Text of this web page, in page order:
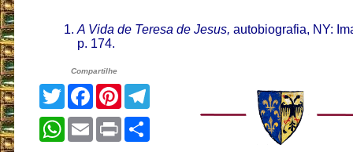
A Vida de Teresa de Jesus, autobiografia, NY:
p. 174.
Compartilhe
TwitterFacebook
PinterestTelegram
WhatsApp
EmailPrint Share